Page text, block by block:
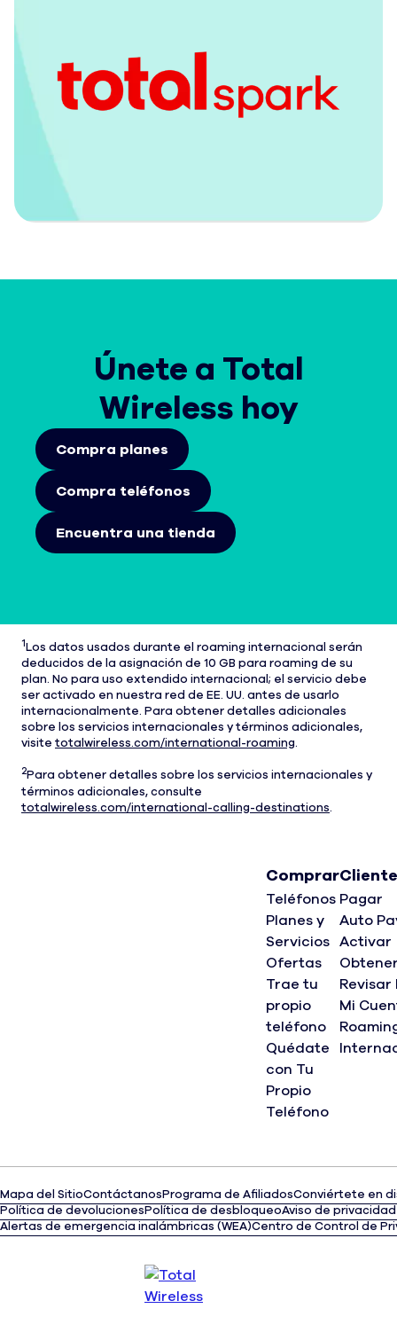
Únete a Total
Wireless hoy
Compra planes
Compra teléfonos
Encuentra una tienda
1 Los datos usados durante el roaming internacional serán
deducidos de la asignación de 10 GB para roaming de su
plan. No para uso extendido internacional; el servicio debe
ser activado en nuestra red de EE. UU. antes de usarlo
internacionalmente. Para obtener detalles adicionales
sobre los servicios internacionales y términos adicionales,
visite totalwireless.com/international-roaming.
2Para obtener detalles sobre los servicios internacionales y
términos adicionales, consulte
totalwireless.com/international-calling-destinations.
Comprar
Teléfonos
Planes y
Servicios
Ofertas
Trae tu
propio
teléfono
Quédate
con Tu
Propio
Teléfono
Pagar
Auto
Activar
Revisar
Mi
Mapa del Sitio
(opens
in
a
Contáctanos Programa de AfiliadosConviértete en
Política de devoluciones Política de desbloqueoAviso de
Alertas de emergencia inalámbricas (WEA)Centro de Control de